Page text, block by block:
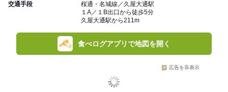
交通手段
桜通・名城線／久屋大通駅
１A／１B出口から徒歩5分
久屋大通駅から211m
食べログアプリで地図を開く
広告を非表示